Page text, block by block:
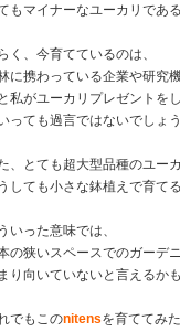
もマイナーなユーカリであ
く、今育てているのは、
に携わっている企業や研究
私がユーカリプレゼントを
っても過言ではないでしょ
、とても超大型品種のユー
しても小さな鉢植えで育て
いった意味では、
の狭いスペースでのガーデ
り向いていないと言えるか
でもこのnitensを育ててみ